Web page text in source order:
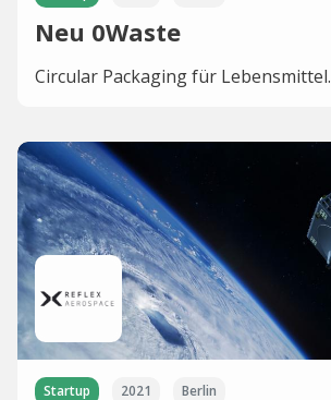
Neu 0Waste
Circular Packaging für Lebensmittel.
Startup 2021 Berlin